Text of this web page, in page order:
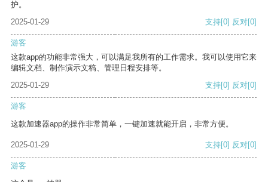
护。
2025-01-29
支持[0] 反对[0]
游客
这款app的功能非常强大，可以满足我所有的工作需求。我可以使用它来
编辑文档、制作演示文稿、管理日程安排等。
2025-01-29
支持[0] 反对[0]
游客
这款加速器app的操作非常简单，一键加速就能开启，非常方便。
2025-01-29 支持[0] 反对[0]
游客